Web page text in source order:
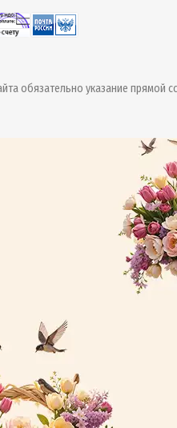
обязательно указание прямой